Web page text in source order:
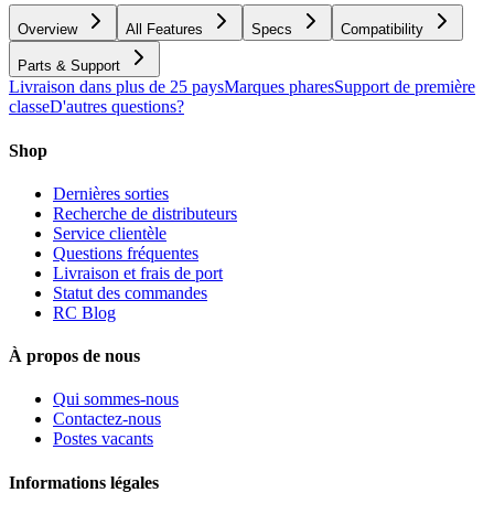
Overview All Features Specs Compatibility
Parts & Support
Livraison dans plus de 25 paysMarques pharesSupport de première
classeD'autres questions?
Shop
Dernières sorties
Recherche de distributeurs
Service clientèle
Questions fréquentes
Livraison et frais de port
Statut des commandes
RC Blog
À propos de nous
Qui sommes-nous
Contactez-nous
Postes vacants
Informations légales